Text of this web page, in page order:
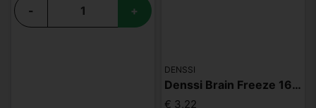
- +
DENSSI
Denssi Brain Freeze 16mg
€ 3,22